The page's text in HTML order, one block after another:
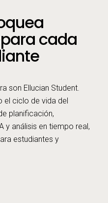
para cada
son Ellucian Student.
el ciclo de vida del
planificación,
y análisis en tiempo real,
estudiantes y